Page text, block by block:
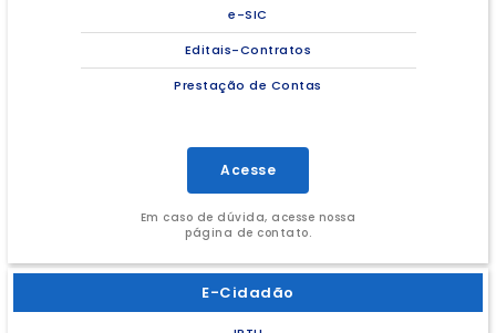
e-SIC
Editais-Contratos
Prestação de Contas
Acesse
Em caso de dúvida, acesse nossa
página de contato.
E-Cidadão